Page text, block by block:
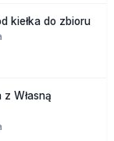
kiełka do zbioru
Własną